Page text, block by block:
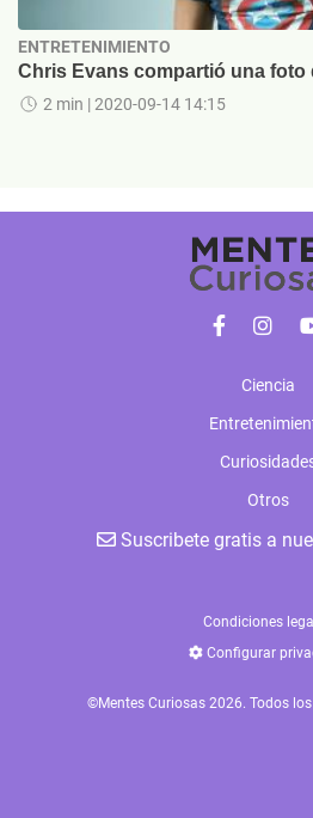
ENTRETENIMIENTO
Chris Evans compartió una foto
2 min | 2020-09-14 14:15
Ciencia
Otros
Suscribete gratis a
Condiciones
Configurar
©Mentes Curiosas 2026. Todos